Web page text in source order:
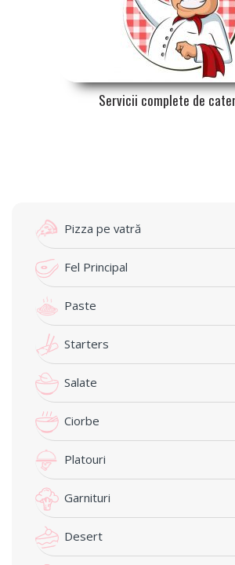
Servicii complete de
Pizza pe vatră
Fel Principal
Paste
Starters
Salate
Ciorbe
Platouri
Garnituri
Desert